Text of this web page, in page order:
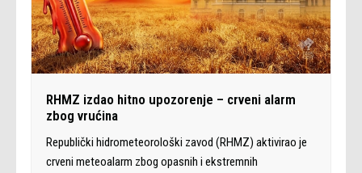
RHMZ izdao hitno upozorenje – crveni alarm
zbog vrućina
Republički hidrometeorološki zavod (RHMZ) aktivirao je
crveni meteoalarm zbog opasnih i ekstremnih